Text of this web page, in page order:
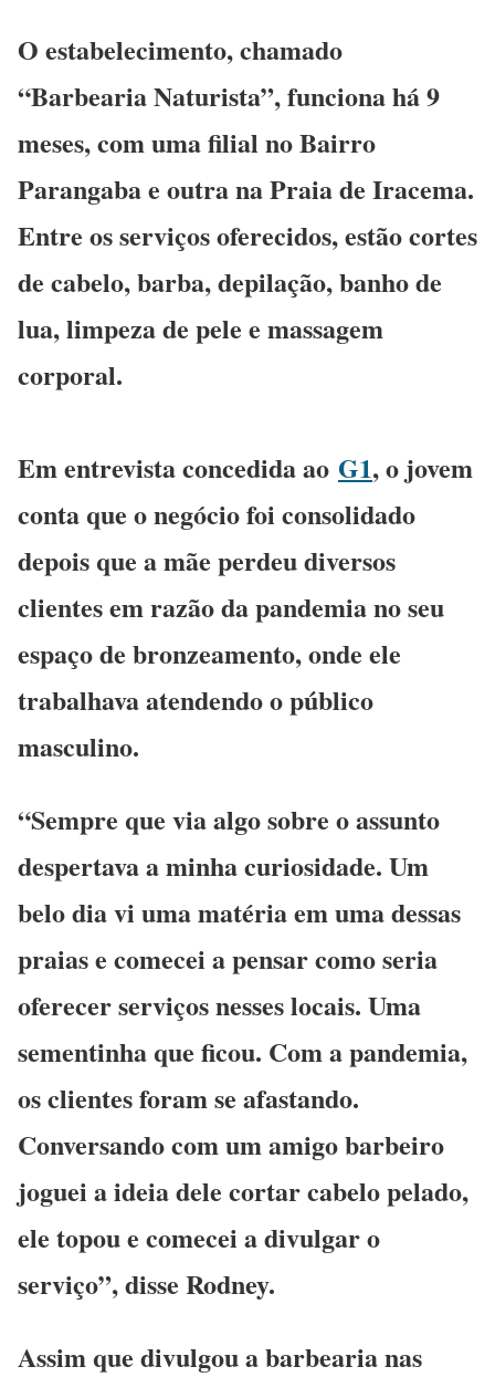
O estabelecimento, chamado
“Barbearia Naturista”, funciona há 9
meses, com uma filial no Bairro
Parangaba e outra na Praia de Iracema.
Entre os serviços oferecidos, estão cortes
de cabelo, barba, depilação, banho de
lua, limpeza de pele e massagem
corporal.
Em entrevista concedida ao G1, o jovem
conta que o negócio foi consolidado
depois que a mãe perdeu diversos
clientes em razão da pandemia no seu
espaço de bronzeamento, onde ele
trabalhava atendendo o público
masculino.
“Sempre que via algo sobre o assunto
despertava a minha curiosidade. Um
belo dia vi uma matéria em uma dessas
praias e comecei a pensar como seria
oferecer serviços nesses locais. Uma
sementinha que ficou. Com a pandemia,
os clientes foram se afastando.
Conversando com um amigo barbeiro
joguei a ideia dele cortar cabelo pelado,
ele topou e comecei a divulgar o
serviço”, disse Rodney.
Assim que divulgou a barbearia nas